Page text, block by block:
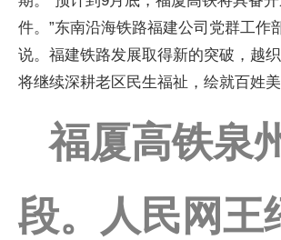
件。”东南沿海铁路福建公司党群工作
说。福建铁路发展取得新的突破，越
将继续深耕老区民生福祉，绘就百姓美
福厦高铁泉
段。人民网王